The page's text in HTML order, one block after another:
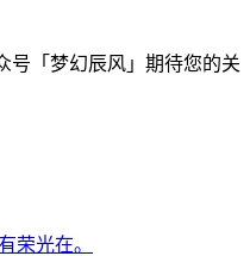
号「梦幻辰风」期待您的关
荣光在。